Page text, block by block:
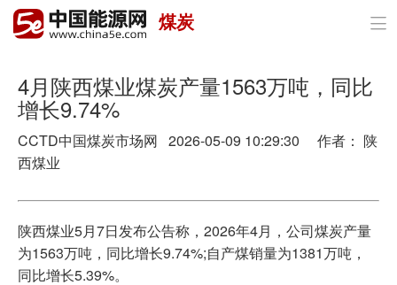
首页
政策与经济
电力
新能源
煤炭 
4月陕西煤业煤炭产量1563万吨，同比
增长9.74%
CCTD中国煤炭市场网 2026-05-09 10:29:30 作者： 陕
西煤业
陕西煤业5月7日发布公告称，2026年4月，公司煤炭产量
为1563万吨，同比增长9.74%;自产煤销量为1381万吨，
同比增长5.39%。